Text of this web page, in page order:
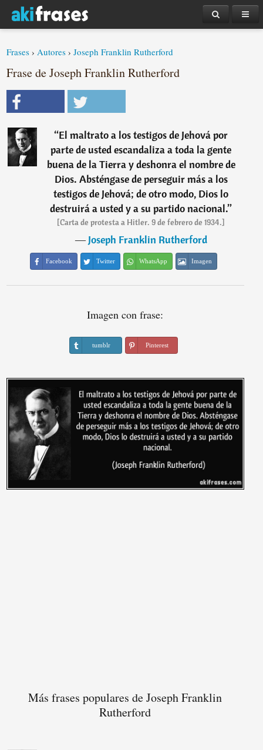
Frases ›Autores ›Joseph Franklin Rutherford
Frase de Joseph Franklin Rutherford
“El maltrato a los testigos de Jehová por
parte de usted escandaliza a toda la gente
buena de la Tierra y deshonra el nombre de
Dios. Absténgase de perseguir más a los
testigos de Jehová; de otro modo, Dios lo
destruirá a usted y a su partido nacional.”
[Carta de protesta a Hitler. 9 de febrero de 1934.]
―Joseph Franklin Rutherford
Facebook Twitter WhatsApp Imagen
Imagen con frase:
tumblr Pinterest
Más frases populares de Joseph Franklin
Rutherford